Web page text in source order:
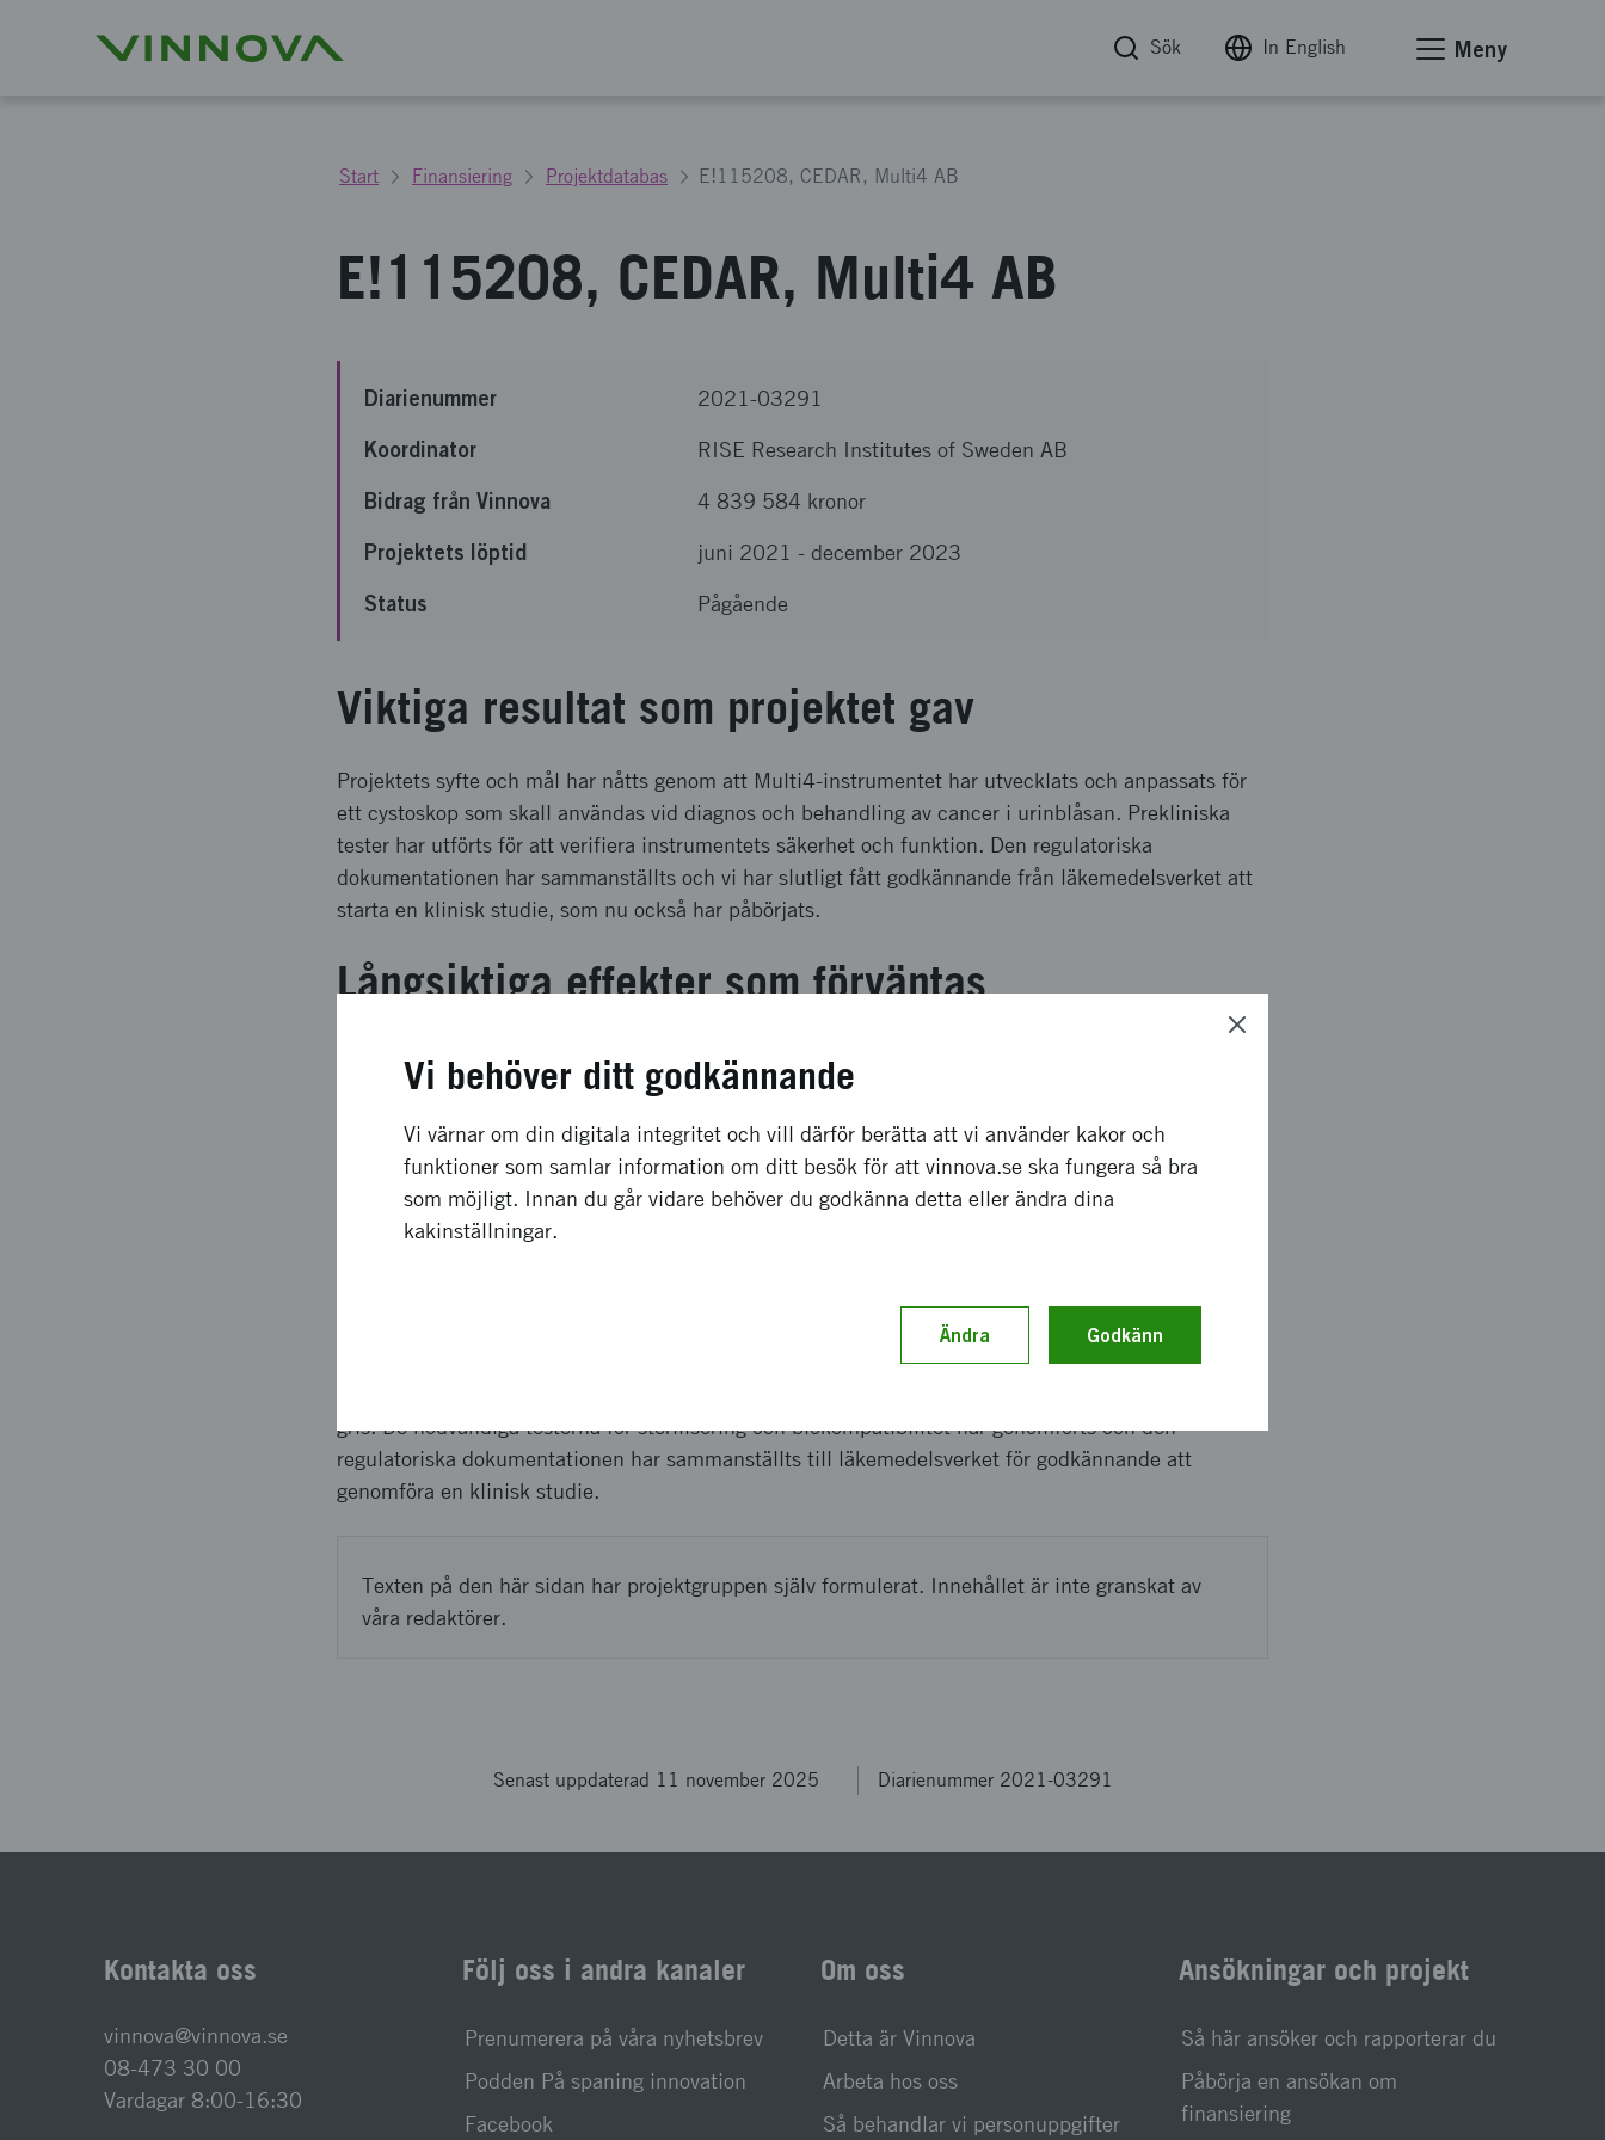
Sök In English Meny
Start Finansiering Projektdatabas E!115208, CEDAR, Multi4 AB
E!115208, CEDAR, Multi4 AB
Diarienummer 2021-03291
Koordinator RISE Research Institutes of Sweden AB
Bidrag från Vinnova 4 839 584 kronor
Projektets löptid juni 2021 - december 2023
Status Pågående
Viktiga resultat som projektet gav
Projektets syfte och mål har nåtts genom att Multi4-instrumentet har utvecklats och anpassats för
ett cystoskop som skall användas vid diagnos och behandling av cancer i urinblåsan. Prekliniska
tester har utförts för att verifiera instrumentets säkerhet och funktion. Den regulatoriska
dokumentationen har sammanställts och vi har slutligt fått godkännande från läkemedelsverket att
starta en klinisk studie, som nu också har påbörjats.
Långsiktiga effekter som förväntas
Användande av Multi4-instrumentet för urinblåsecancer innebär att patienterna kan diagnostiseras
och behandlas vid samma tillfälle, och behöver inte boka ny tid för operation. Patienten behöver
instrument används för flera olika funktioner istället för att behöva byta instrument och ta dessa in
och ut ur cystoskopet. Patienten kan gå hem direkt efter ingreppet och behöver inte stanna på
Projektet har haft regelbundna möten med de inblandade parterna. Multi4-instrumentet har tagits
gris. De nödvändiga testerna för sterilisering och biokompatibilitet har genomförts och den
regulatoriska dokumentationen har sammanställts till läkemedelsverket för godkännande att
genomföra en klinisk studie.
Texten på den här sidan har projektgruppen själv formulerat. Innehållet är inte granskat av
våra redaktörer.
Senast uppdaterad 11 november 2025 Diarienummer 2021-03291
Kontakta oss
vinnova@vinnova.se
08-473 30 00
Vardagar 8:00-16:30
Följ oss i andra kanaler
Prenumerera på våra nyhetsbrev
Podden På spaning innovation
Facebook
Om oss
Detta är Vinnova
Arbeta hos oss
Så behandlar vi personuppgifter
Ansökningar och projekt
Så här ansöker och rapporterar du
Påbörja en ansökan om
finansiering
Vi behöver ditt godkännande
Vi värnar om din digitala integritet och vill därför berätta att vi använder kakor och
funktioner som samlar information om ditt besök för att vinnova.se ska fungera så bra
som möjligt. Innan du går vidare behöver du godkänna detta eller ändra dina
kakinställningar.
Ändra Godkänn